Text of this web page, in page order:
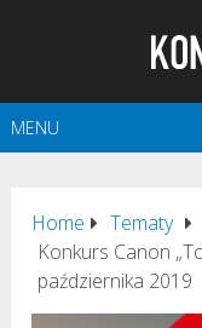
MENU
Home Tematy
Konkurs Canon
października 2019